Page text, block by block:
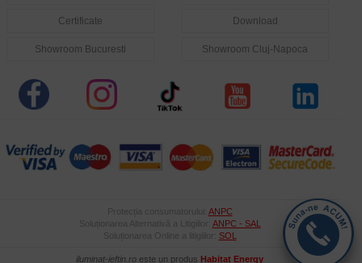
Certificate Download
Showroom Bucuresti Showroom Cluj-Napoca
Protecția consumatorului: ANPC
Soluționarea Alternativă a Litigiilor: ANPC - SAL
Soluționarea Online a litigiilor: SOL
iluminat-ieftin.ro este un produs Habitat Energy